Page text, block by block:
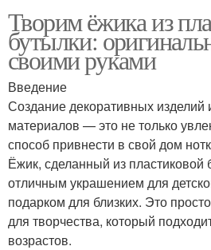
Творим ёжика из
бутылки:
своими руками
Введение
Создание декоративных изделий
материалов — это не только
способ привнести в свой дом
Ёжик, сделанный из пластиковой
отличным украшением для
подарком для близких. Это
для творчества, который
возрастов.